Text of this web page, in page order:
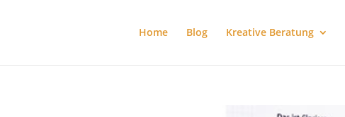
Home Blog Kreative Beratung